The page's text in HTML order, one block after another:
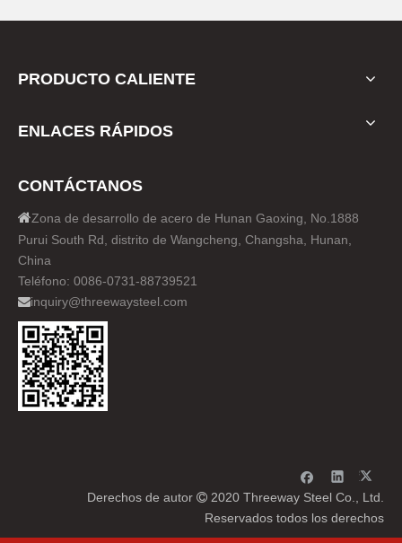
PRODUCTO CALIENTE
ENLACES RÁPIDOS
CONTÁCTANOS
Zona de desarrollo de acero de Hunan Gaoxing, No.1888
Purui South Rd, distrito de Wangcheng, Changsha, Hunan,
China
Teléfono: 0086-0731-88739521
inquiry@threewaysteel.com
Derechos de autor  2020 Threeway Steel Co., Ltd.
Reservados todos los derechos